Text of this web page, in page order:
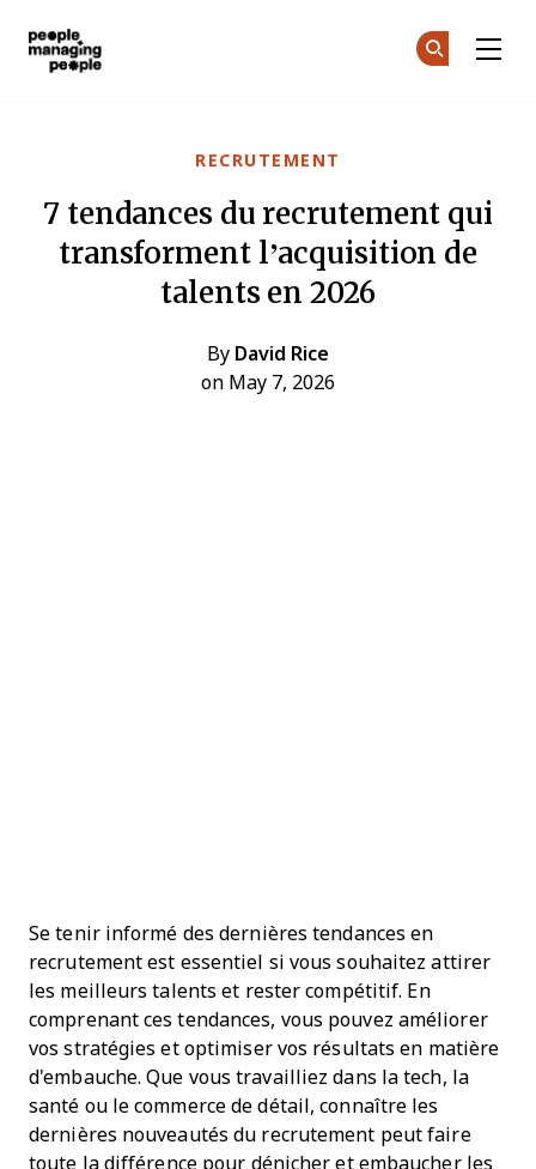
RECRUTEMENT
7 tendances du recrutement qui
transforment l’acquisition de
talents en 2026
By David Rice
on May 7, 2026
Se tenir informé des dernières tendances en
recrutement est essentiel si vous souhaitez attirer
les meilleurs talents et rester compétitif. En
comprenant ces tendances, vous pouvez améliorer
vos stratégies et optimiser vos résultats en matière
d'embauche. Que vous travailliez dans la tech, la
santé ou le commerce de détail, connaître les
dernières nouveautés du recrutement peut faire
toute la différence pour dénicher et embaucher les